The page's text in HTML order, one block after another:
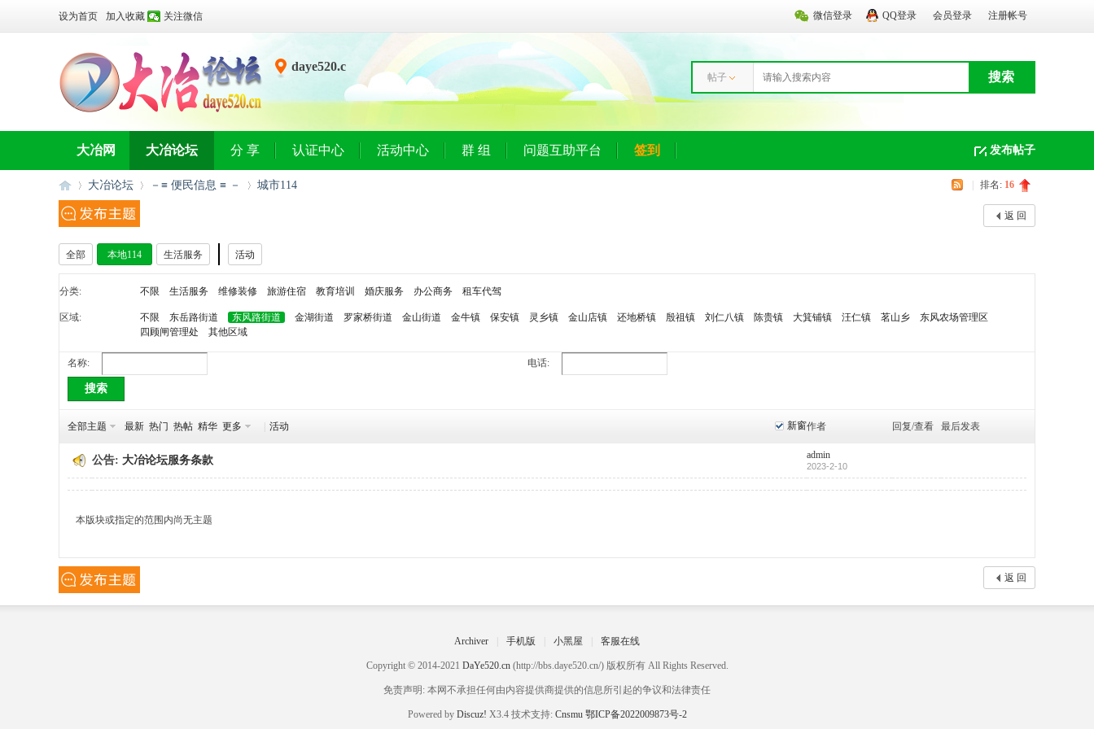
微信登录 QQ登录 会员登录 注册帐号
设为首页 加入收藏 关注微信
daye520.c
帖子 搜索
发布帖子
大冶网 大冶论坛 分 享 认证中心 活动中心 群 组 问题互助平台 签到
大
网
»
大冶论坛
›
－≡ 便民信息 ≡ －
›
城市114 排名: 16
返 回
全部 本地114 生活服务 活动
分类: 不限 生活服务 维修装修 旅游住宿 教育培训 婚庆服务 办公商务 租车代驾
区域: 不限 东岳路街道 东风路街道 金湖街道 罗家桥街道 金山街道 金牛镇 保安镇 灵乡镇 金山店镇 还地桥镇 殷祖镇 刘仁八镇 陈贵镇 大箕铺镇 汪仁镇 茗山乡
东风农场管理区
四顾闸管理处
其他区域
名称: 电话:
搜索
新窗
全部主题 最新 热门 热帖 精华 更多 活动 作者 回复/查看 最后发表
公告: 大冶论坛服务条款 admin
2023-2-10
本版块或指定的范围内尚无主题
返 回
Archiver 手机版 小黑屋 客服在线
Copyright © 2014-2021 DaYe520.cn(http://bbs.daye520.cn/) 版权所有 All Rights Reserved.
免责声明: 本网不承担任何由内容提供商提供的信息所引起的争议和法律责任
Powered by Discuz! X3.4 技术支持: Cnsmu 鄂ICP备2022009873号-2